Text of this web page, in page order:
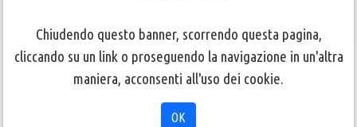
Chiudendo questo banner, scorrendo questa pagina,
cliccando su un link o proseguendo la navigazione in un'altra
maniera, acconsenti all'uso dei cookie.
OK
TORNA ALLA PAGINA PRECEDENTE
PROGRAMMA PRIMA VISIONE 28 maggio 2019